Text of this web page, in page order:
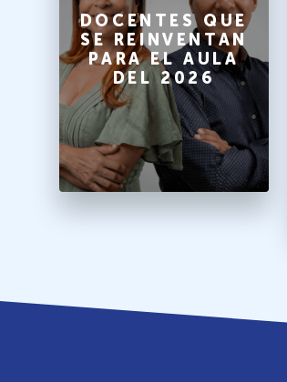
DOCENTES QUE
SE REINVENTAN
PARA EL AULA
DEL 2026